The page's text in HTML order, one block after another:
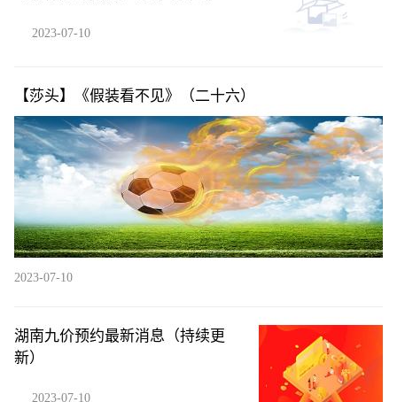
2023-07-10
【莎头】《假装看不见》（二十六）
2023-07-10
湖南九价预约最新消息（持续更
新）
2023-07-10